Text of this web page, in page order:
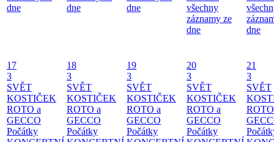
dne
dne
dne
všechny
záznamy ze
dne
dne
17
3
SVĚT
KOSTIČEK
ROTO a
GECCO
Počátky
18
3
SVĚT
KOSTIČEK
ROTO a
GECCO
Počátky
19
3
SVĚT
KOSTIČEK
ROTO a
GECCO
Počátky
20
3
SVĚT
KOSTIČEK
ROTO a
GECCO
Počátky
21
3
SVĚT